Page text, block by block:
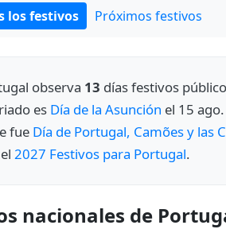
los festivos Próximos festivos
observa 13 días festivos
es Día de la Asunción el 15
fue Día de Portugal, Camões y las
2027 Festivos para Portugal.
nacionales de